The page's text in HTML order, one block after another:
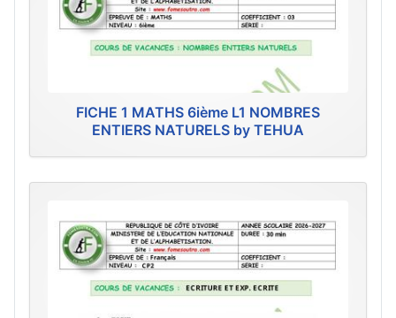
FICHE 1 MATHS 6ième L1 NOMBRES
ENTIERS NATURELS by TEHUA